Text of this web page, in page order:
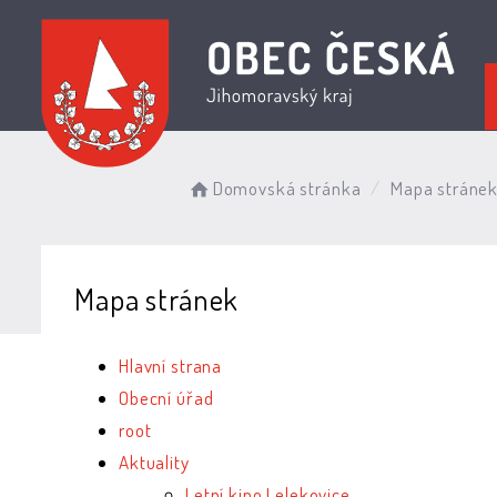
Domovská stránka Mapa stránek
Mapa stránek
Hlavní strana
Obecní úřad
root
Aktuality